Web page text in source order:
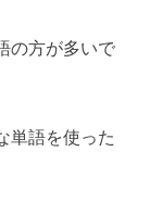
の方が多いで
単語を使った